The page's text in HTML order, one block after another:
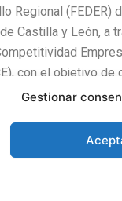
Gestionar
Regional (FEDER)
Castilla y León, a
con el objetivo de
más competitivo
medioambiental
consultoría de
de la norma 27001